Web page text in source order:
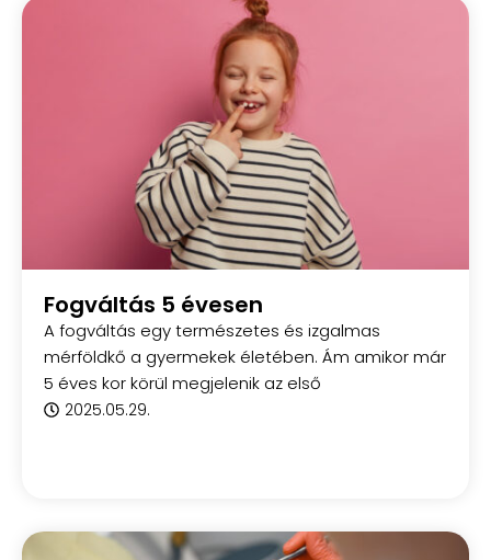
Fogváltás 5 évesen
A fogváltás egy természetes és izgalmas
mérföldkő a gyermekek életében. Ám amikor már
5 éves kor körül megjelenik az első
2025.05.29.